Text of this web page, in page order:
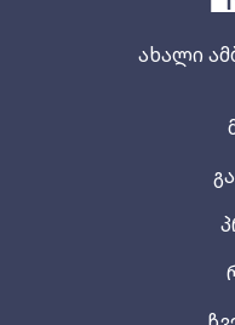
ახალი